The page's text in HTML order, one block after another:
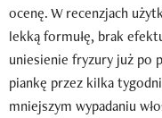
ocenę. W recenzjach
lekką formułę, brak
uniesienie fryzury już po
piankę przez kilka
mniejszym wypadaniu